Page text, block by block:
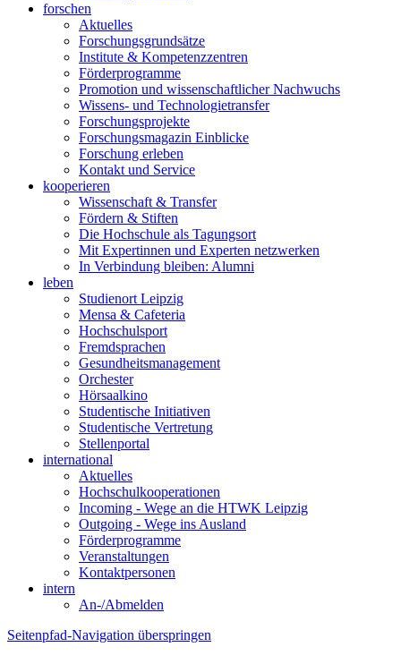
forschen
Aktuelles
Forschungsgrundsätze
Institute & Kompetenzzentren
Förderprogramme
Promotion und wissenschaftlicher Nachwuchs
Wissens- und Technologietransfer
Forschungsprojekte
Forschungsmagazin Einblicke
Forschung erleben
Kontakt und Service
kooperieren
Wissenschaft & Transfer
Fördern & Stiften
Die Hochschule als Tagungsort
Mit Expertinnen und Experten netzwerken
In Verbindung bleiben: Alumni
leben
Studienort Leipzig
Mensa & Cafeteria
Hochschulsport
Fremdsprachen
Gesundheitsmanagement
Orchester
Hörsaalkino
Studentische Initiativen
Studentische Vertretung
Stellenportal
international
Aktuelles
Hochschulkooperationen
Incoming - Wege an die HTWK Leipzig
Outgoing - Wege ins Ausland
Förderprogramme
Veranstaltungen
Kontaktpersonen
intern
An-/Abmelden
Seitenpfad-Navigation überspringen